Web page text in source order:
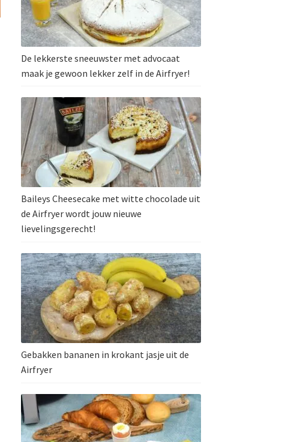
De lekkerste sneeuwster met advocaat
maak je gewoon lekker zelf in de Airfryer!
Baileys Cheesecake met witte chocolade uit
de Airfryer wordt jouw nieuwe
lievelingsgerecht!
Gebakken bananen in krokant jasje uit de
Airfryer